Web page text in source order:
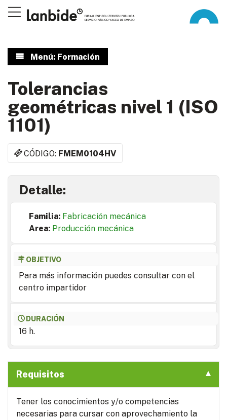
Menú: Formación
Tolerancias
geométricas nivel 1 (ISO
1101)
CÓDIGO: FMEM0104HV
Detalle:
Familia: Fabricación mecánica
Area: Producción mecánica
OBJETIVO
Para más información puedes consultar con el
centro impartidor
DURACIÓN
16 h.
Requisitos
Tener los conocimientos y/o competencias
necesarias para cursar con aprovechamiento la